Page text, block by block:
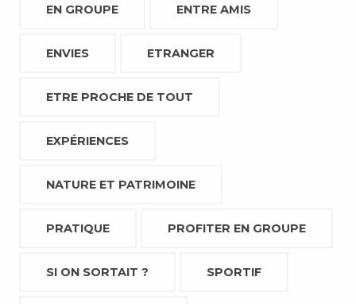
EN GROUPE ENTRE AMIS
ENVIES ETRANGER
ETRE PROCHE DE TOUT
EXPÉRIENCES
NATURE ET PATRIMOINE
PRATIQUE PROFITER EN GROUPE
SI ON SORTAIT ? SPORTIF